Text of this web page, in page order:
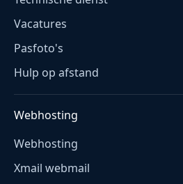
Vacatures
Pasfoto's
Hulp op afstand
Webhosting
Webhosting
Xmail webmail